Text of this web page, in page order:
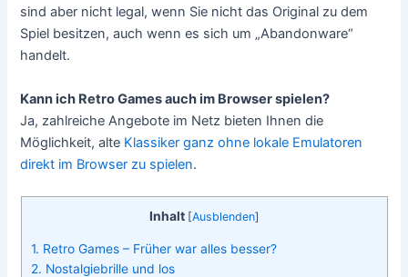
sind aber nicht legal, wenn Sie nicht das Original zu dem
Spiel besitzen, auch wenn es sich um „Abandonware“
handelt.
Kann ich Retro Games auch im Browser spielen?
Ja, zahlreiche Angebote im Netz bieten Ihnen die
Möglichkeit, alte Klassiker ganz ohne lokale Emulatoren
direkt im Browser zu spielen.
Inhalt [Ausblenden]
1. Retro Games – Früher war alles besser?
2. Nostalgiebrille und los